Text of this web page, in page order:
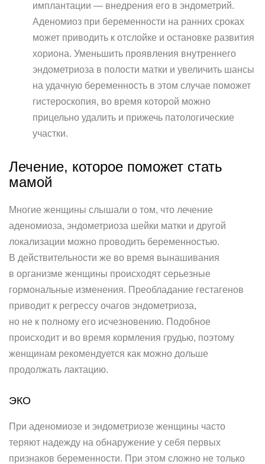
имплантации — внедрения его в эндометрий.
Аденомиоз при беременности на ранних сроках
может приводить к отслойке и остановке развития
хориона. Уменьшить проявления внутреннего
эндометриоза в полости матки и увеличить шансы
на удачную беременность в этом случае поможет
гистероскопия, во время которой можно
прицельно удалить и прижечь патологические
участки.
Лечение, которое поможет стать
мамой
Многие женщины слышали о том, что лечение
аденомиоза, эндометриоза шейки матки и другой
локализации можно проводить беременностью.
В действительности же во время вынашивания
в организме женщины происходят серьезные
гормональные изменения. Преобладание гестагенов
приводит к регрессу очагов эндометриоза,
но не к полному его исчезновению. Подобное
происходит и во время кормления грудью, поэтому
женщинам рекомендуется как можно дольше
продолжать лактацию.
ЭКО
При аденомиозе и эндометриозе женщины часто
теряют надежду на обнаружение у себя первых
признаков беременности. При этом сложно не только